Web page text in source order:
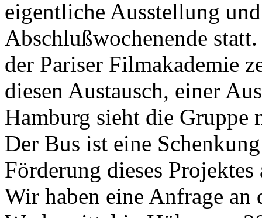
eigentliche Ausstellung
Abschlußwochenende
der Pariser Filmakademie
diesen Austausch, einer
Hamburg sieht die Gruppe
Der Bus ist eine
Förderung dieses
Wir haben eine Anfrage